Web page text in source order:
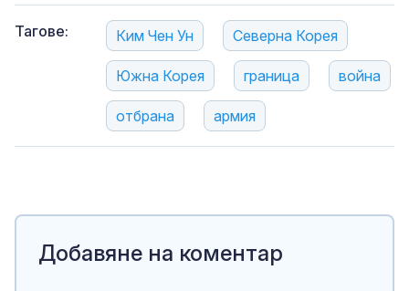
Тагове: Ким Чен Ун Северна Корея
Южна Корея граница война
отбрана армия
Добавяне на коментар